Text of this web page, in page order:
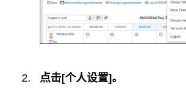
点击[个人设置]。